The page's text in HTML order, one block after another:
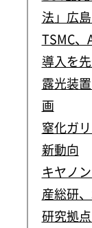
法」広
TSMC、
導入を
露光装
画
窒化ガ
新動向
キヤノ
産総研
研究拠